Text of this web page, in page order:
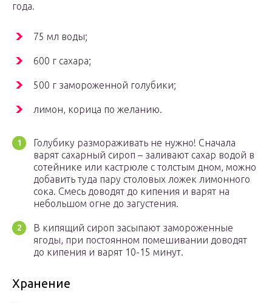
года.
75 мл воды;
600 г сахара;
500 г замороженной голубики;
лимон, корица по желанию.
Голубику размораживать не нужно! Сначала
варят сахарный сироп – заливают сахар водой в
сотейнике или кастрюле с толстым дном, можно
добавить туда пару столовых ложек лимонного
сока. Смесь доводят до кипения и варят на
небольшом огне до загустения.
В кипящий сироп засыпают замороженные
ягоды, при постоянном помешивании доводят
до кипения и варят 10-15 минут.
Хранение